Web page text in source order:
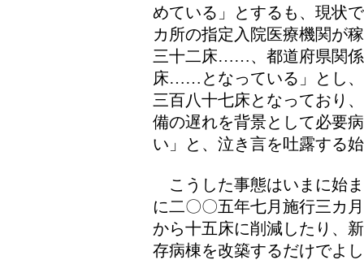
めている」とするも、現状
カ所の指定入院医療機関が
三十二床……、都道府県関
床……となっている」とし
三百八十七床となっており
備の遅れを背景として必要
い」と、泣き言を吐露する
こうした事態はいまに始
に二〇〇五年七月施行三カ
から十五床に削減したり、
存病棟を改築するだけでよ